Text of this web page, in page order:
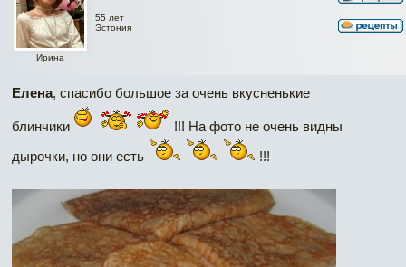
Ирина
55 лет
Эстония
Елена, спасибо большое за очень вкусненькие
блинчики
!!! На фото не очень видны
дырочки, но они есть
!!!